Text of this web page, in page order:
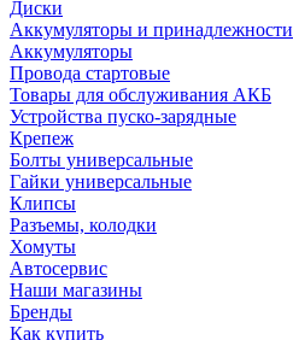
Диски
Аккумуляторы и принадлежности
Аккумуляторы
Провода стартовые
Товары для обслуживания АКБ
Устройства пуско-зарядные
Крепеж
Болты универсальные
Гайки универсальные
Клипсы
Разъемы, колодки
Хомуты
Автосервис
Наши магазины
Бренды
Как купить